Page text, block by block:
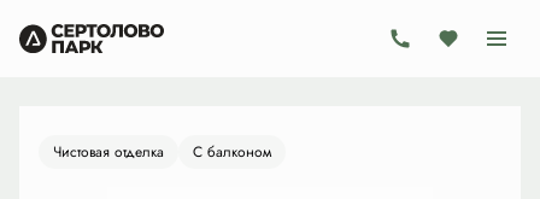
1-комнатная Цена по запросу
Ипотекаот 21 701 руб./мес.
Чистовая отделка С балконом